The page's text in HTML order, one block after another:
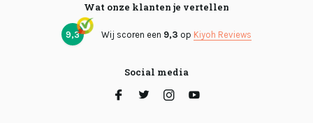
Wat onze klanten je vertellen
9,3 Wij scoren een 9,3 op Kiyoh Reviews
Social media